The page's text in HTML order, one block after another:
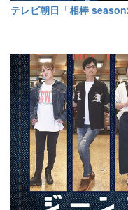
テレビ朝日「相棒